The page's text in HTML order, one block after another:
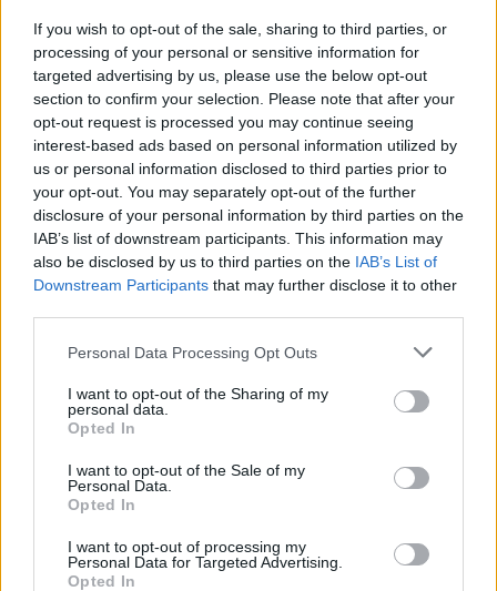
If you wish to opt-out of the sale, sharing to third parties, or
processing of your personal or sensitive information for
targeted advertising by us, please use the below opt-out
section to confirm your selection. Please note that after your
opt-out request is processed you may continue seeing
interest-based ads based on personal information utilized by
us or personal information disclosed to third parties prior to
your opt-out. You may separately opt-out of the further
disclosure of your personal information by third parties on the
IAB’s list of downstream participants. This information may
also be disclosed by us to third parties on the IAB’s List of
Downstream Participants that may further disclose it to other
Please note that this website/app uses one or more Google
not limited to your visit or usage behaviour. You may click to
grant or deny consent to Google and its third-party tags to
use your data for below specified purposes in below Google
consent section.
Personal Data Processing Opt Outs
I want to opt-out of the Sharing of my
personal data.
Opted In
I want to opt-out of the Sale of my
Personal Data.
Opted In
I want to opt-out of processing my
Personal Data for Targeted Advertising.
Opted In
Σχόλια
Σχολίασε εδώ
Υποβολή σχολίου
Πολιτική Απορρήτου
& Όροι Χρήσης
Lifestyle
Παντελίδη»